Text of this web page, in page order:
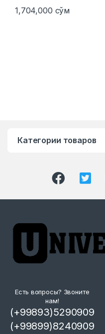
1,704,000 сўм
Категории товаров
Есть вопросы? Звоните
нам!
(+99893)5290909
(+99899)8240909